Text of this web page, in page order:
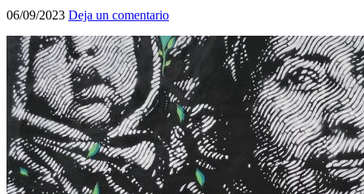
06/09/2023 Deja un comentario